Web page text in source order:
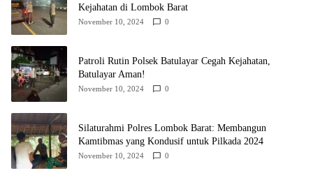
Kejahatan di Lombok Barat
November 10, 2024 0
Patroli Rutin Polsek Batulayar Cegah Kejahatan,
Batulayar Aman!
November 10, 2024 0
Silaturahmi Polres Lombok Barat: Membangun
Kamtibmas yang Kondusif untuk Pilkada 2024
November 10, 2024 0